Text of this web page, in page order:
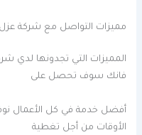
مميزات التواصل مع شركة عزل
المميزات التي تجدونها لدي
فانك سوف تحصل على
أفضل خدمة في كل الأعمال
الأوقات من أجل تغطية